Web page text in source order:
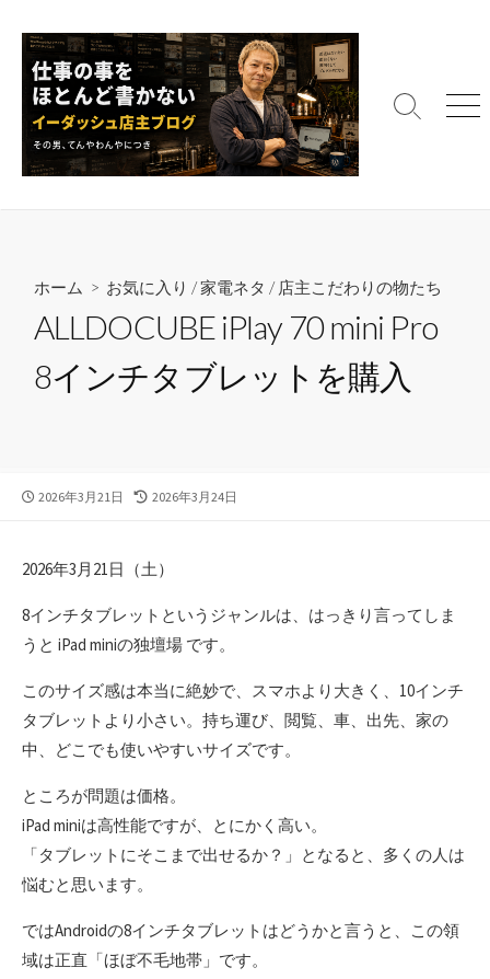
キ
検
メ
ホーム > お気に入り /家電ネタ / 店主こだわりの物たち
ALLDOCUBE iPlay 70 mini Pro
8インチタブレットを購入
公
2026年3月21日
最
日
2026年3月24日
2026年3月21日（土）
8インチタブレットというジャンルは、はっきり言ってしま
うと iPad miniの独壇場 です。
このサイズ感は本当に絶妙で、スマホより大きく、10インチ
タブレットより小さい。持ち運び、閲覧、車、出先、家の
中、どこでも使いやすいサイズです。
ところが問題は価格。
iPad miniは高性能ですが、とにかく高い。
「タブレットにそこまで出せるか？」となると、多くの人は
悩むと思います。
ではAndroidの8インチタブレットはどうかと言うと、この領
域は正直「ほぼ不毛地帯」です。